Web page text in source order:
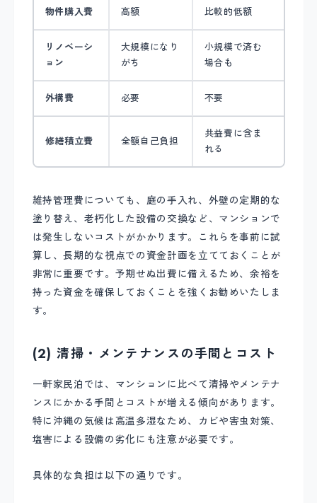
物件購入費 高額 比較的低額
リノベーシ
ョン
大規模になり
がち
小規模で済む
場合も
外構費 必要 不要
修繕積立費 全額自己負担
共益費に含ま
れる
維持管理費についても、庭の手入れ、外壁の定期的な
塗り替え、老朽化した設備の交換など、マンションで
は発生しないコストがかかります。これらを事前に試
算し、長期的な視点での資金計画を立てておくことが
非常に重要です。予期せぬ出費に備えるため、余裕を
持った資金を確保しておくことを強くお勧めいたしま
す。
(2) 清掃・メンテナンスの手間とコスト
一軒家民泊では、マンションに比べて清掃やメンテナ
ンスにかかる手間とコストが増える傾向があります。
特に沖縄の気候は高温多湿なため、カビや害虫対策、
塩害による設備の劣化にも注意が必要です。
具体的な負担は以下の通りです。